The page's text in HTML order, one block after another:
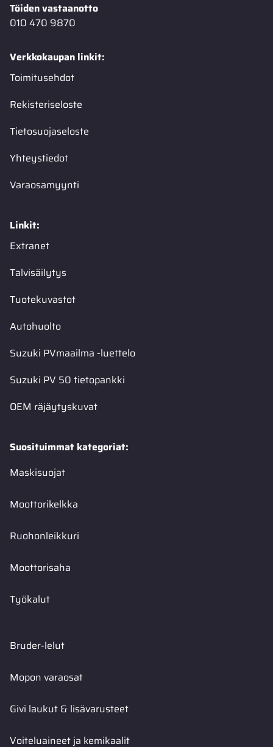
Töiden vastaanotto
010 470 9870
Verkkokaupan linkit:
Toimitusehdot
Rekisteriseloste
Tietosuojaseloste
Yhteystiedot
Varaosamyynti
Linkit:
Extranet
Talvisäilytys
Tuotekuvastot
Autohuolto
Suzuki PVmaailma -luettelo
Suzuki PV 50 tietopankki
OEM räjäytyskuvat
Suosituimmat kategoriat:
Maskisuojat
Moottorikelkka
Ruohonleikkuri
Moottorisaha
Työkalut
Bruder-lelut
Mopon varaosat
Givi laukut & lisävarusteet
Voiteluaineet ja kemikaalit